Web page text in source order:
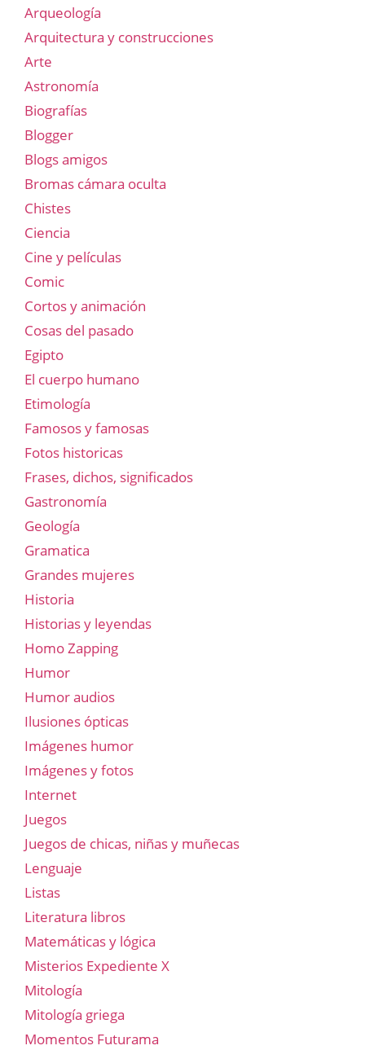
Arqueología
Arquitectura y construcciones
Arte
Astronomía
Biografías
Blogger
Blogs amigos
Bromas cámara oculta
Chistes
Ciencia
Cine y películas
Comic
Cortos y animación
Cosas del pasado
Egipto
El cuerpo humano
Etimología
Famosos y famosas
Fotos historicas
Frases, dichos, significados
Gastronomía
Geología
Gramatica
Grandes mujeres
Historia
Historias y leyendas
Homo Zapping
Humor
Humor audios
Ilusiones ópticas
Imágenes humor
Imágenes y fotos
Internet
Juegos
Juegos de chicas, niñas y muñecas
Lenguaje
Listas
Literatura libros
Matemáticas y lógica
Misterios Expediente X
Mitología
Mitología griega
Momentos Futurama